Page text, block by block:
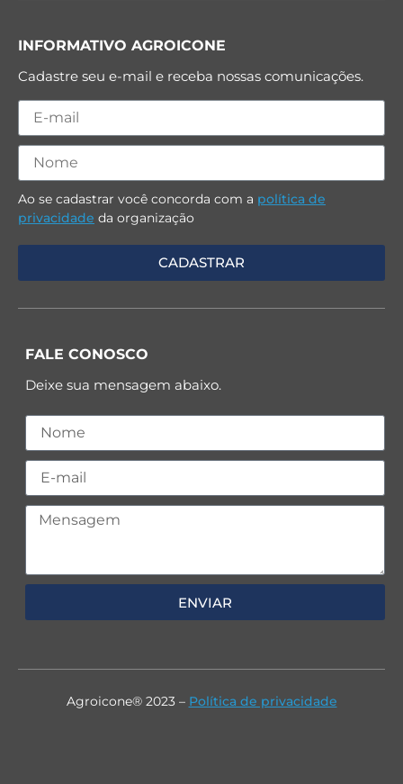
INFORMATIVO AGROICONE
Cadastre seu e-mail e receba nossas comunicações.
Ao se cadastrar você concorda com a política de
privacidade da organização
FALE CONOSCO
Deixe sua mensagem abaixo.
ENVIAR
Agroicone® 2023 – Política de privacidade